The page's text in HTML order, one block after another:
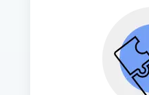
आपके व्यवसाय को
गतिशीलता
क्लाउड